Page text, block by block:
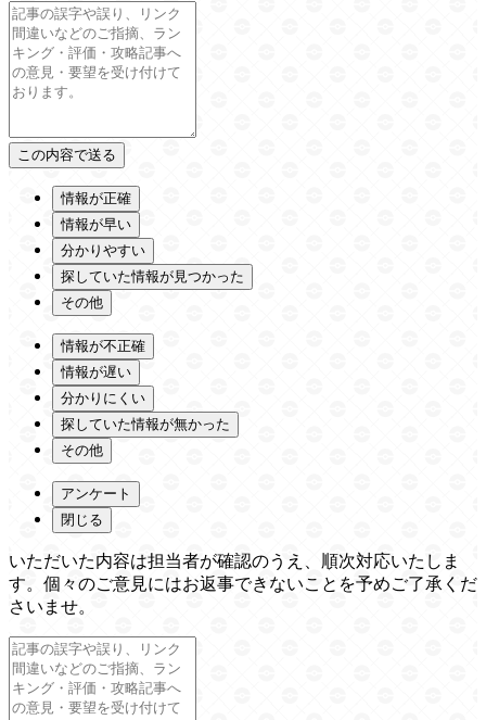
情報が正確
情報が早い
分かりやすい
探していた情報が見つかった
その他
情報が不正確
情報が遅い
分かりにくい
探していた情報が無かった
その他
アンケート
閉じる
いただいた内容は担当者が確認のうえ、順次対応いたしま
す。個々のご意見にはお返事できないことを予めご了承くだ
さいませ。